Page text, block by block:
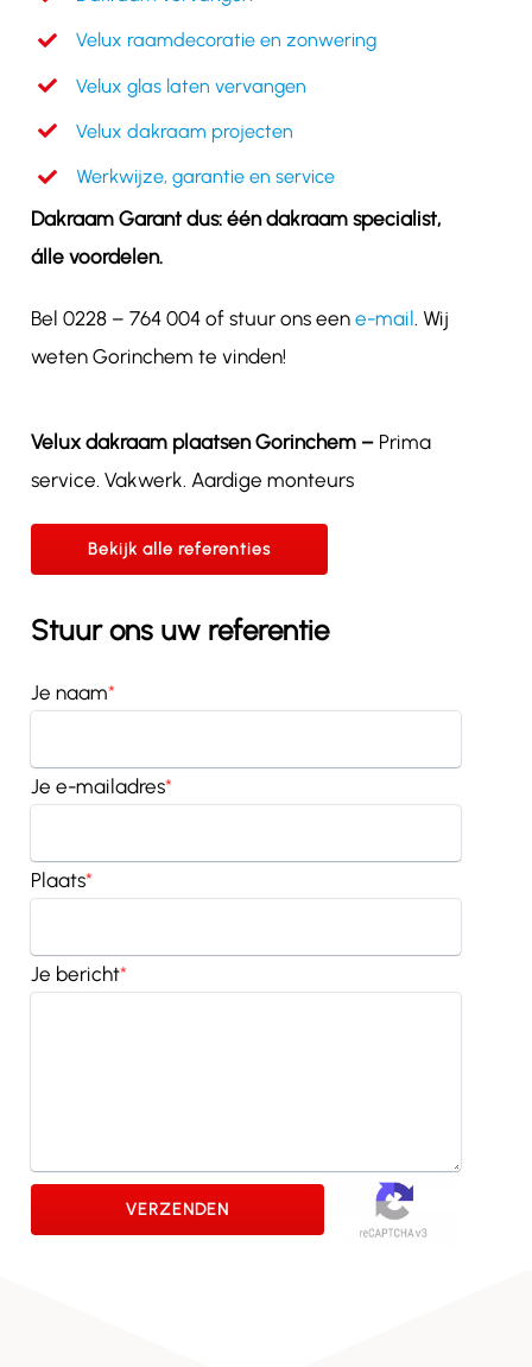
Velux raamdecoratie en zonwering
Velux glas laten vervangen
Velux dakraam projecten
Werkwijze, garantie en service
Dakraam Garant dus: één dakraam specialist,
álle voordelen.
Bel 0228 – 764 004 of stuur ons een e-mail . Wij
weten Gorinchem te vinden!
Velux dakraam plaatsen Gorinchem – Prima
service. Vakwerk. Aardige monteurs
Bekijk alle referenties
Stuur ons uw referentie
Je naam*
Je e-mailadres*
Plaats*
Je bericht*